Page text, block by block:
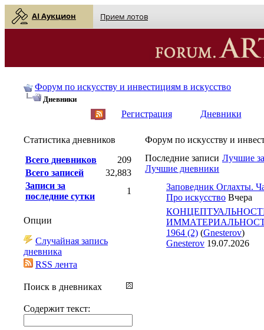
AI Аукцион Прием лотов
Форум по искусству и инвестициям в искусство
Дневники
Регистрация Дневники
Форум по искусству и
Последние записи Лучшие
Лучшие дневники
Заповедник Оглахты.
Про искусство Вчера
1964 (2) (Gnesterov)
Gnesterov 19.07.2026
Статистика дневников
Всего дневников
209
Всего записей
32,883
Записи за
последние сутки
1
Опции
Случайная запись
дневника
RSS лента
Поиск в дневниках
Содержит текст: